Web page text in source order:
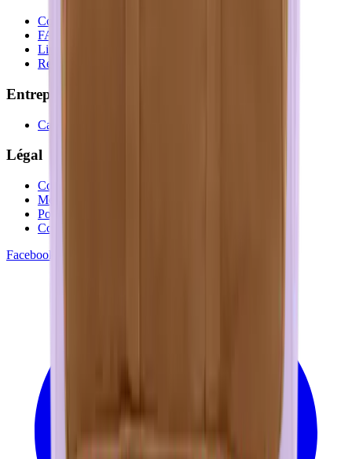
Contactez-nous
FAQ
Livraison
Retours et remboursements
Entreprise
Cadeaux d'entreprise
Légal
Conditions générales
Mentions légales
Politique de confidentialité
Cookies
Facebook